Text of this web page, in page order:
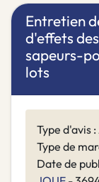
Entretien
d'effets
sapeurs-
lots
Type d'avis
Type de
Date de